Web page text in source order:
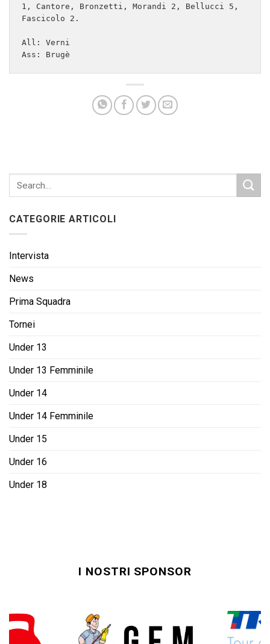
1, Cantore, Bronzetti, Morandi 2, Bellucci 5,
Fascicolo 2.
All: Verni
Ass: Brugè
CATEGORIE ARTICOLI
Intervista
News
Prima Squadra
Tornei
Under 13
Under 13 Femminile
Under 14
Under 14 Femminile
Under 15
Under 16
Under 18
I NOSTRI SPONSOR